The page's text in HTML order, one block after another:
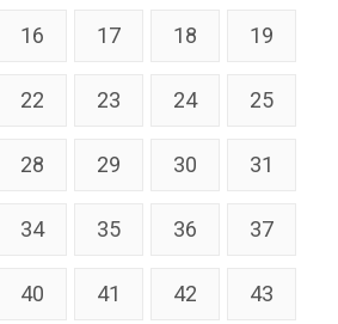
16 17 18 19
22 23 24 25
28 29 30 31
34 35 36 37
40 41 42 43